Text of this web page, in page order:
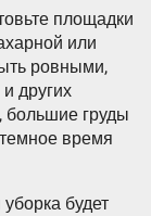
площадки
или
ровными,
других
большие груды
время
будет